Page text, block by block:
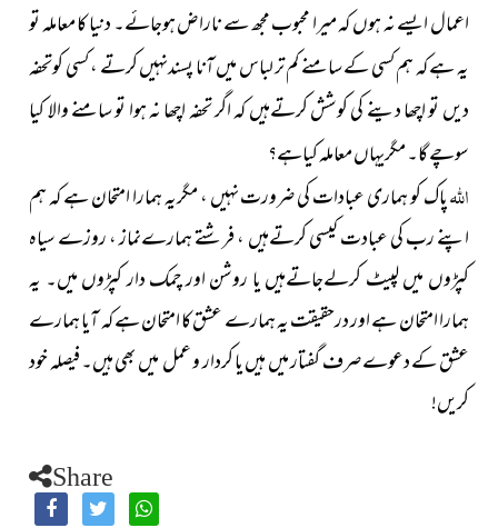
اعمال ایسے نہ ہوں کہ میرا محبوب مجھ سے ناراض ہوجائے۔ دنیا کا معاملہ تو
یہ ہے کہ ہم کسی کے سامنے کم تر لباس میں آنا پسندنہیں کرتے ، کسی کوتحفہ
دیں تو اچھا دینے کی کوشش کرتےہیں کہاگر تحفہ اچھا نہ ہوا توسامنے والا کیا
سوچے گا۔ مگریہاں معاملہ کیاہے؟
اللہپاک کو ہماری عبادات کی ضرورت نہیں ، مگریہ ہمارا امتحان ہے کہ ہم
اپنے رب کی عبادت کیسی کرتےہیں ،فرشتےہمارےنماز ، روزے سیاہ
کپڑوں میں لپیٹ کرلےجاتےہیں یا روشن اور چمک دار کپڑوں میں۔ یہ
ہمارا امتحان ہے اور درحقیقت یہ ہمارے عشق کا امتحان ہے کہ آیا ہمارے
عشق کے دعوے صرف گفتار میں ہیں یا کردارو عملمیں بھی ہیں۔ فیصلہ خود
کریں!
Share